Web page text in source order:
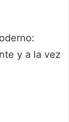
y a la vez